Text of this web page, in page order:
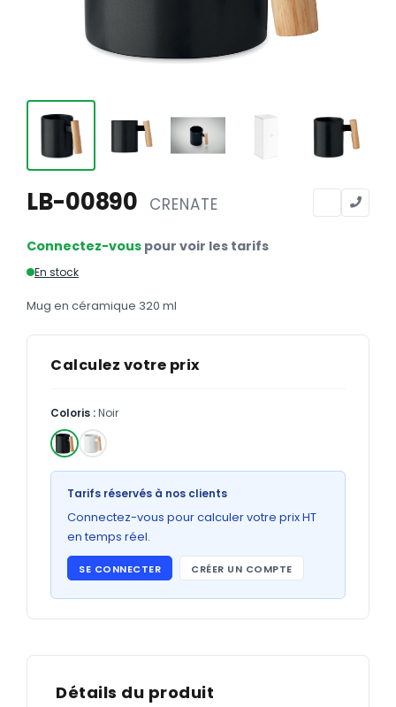
Calendriers
Calendriers bancaires
Tête de lettre
Enveloppes
Sous-mains
Bloc-notes
Chemises
Pochettes administratives
Tampons
Liasses
Carnets
GRAND FORMAT
Abribus
Bâche
Panneaux
Étiquettes adhésives
LB-00890 CRENATE
Connectez-vous pour voir les tarifs
En stock
Mug en céramique 320 ml
Calculez votre prix
Coloris :Noir
Tarifs réservés à nos clients
Connectez-vous pour calculer votre prix HT
en temps réel.
SE CONNECTER CRÉER UN COMPTE
Détails du produit